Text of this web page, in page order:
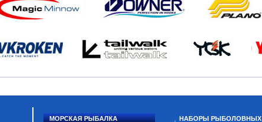
МОРСКАЯ РЫБАЛКА НАБОРЫ РЫБОЛОВНЫХ